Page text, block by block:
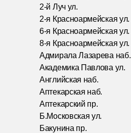
2-й Луч ул.
2-я Красноармейская ул.
6-я Красноармейская ул.
8-я Красноармейская ул.
Адмирала Лазарева наб.
Академика Павлова ул.
Английская наб.
Аптекарская наб.
Аптекарский пр.
Б.Московская ул.
Бакунина пр.